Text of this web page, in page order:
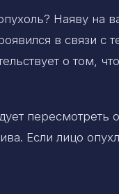
Наяву на
в связи с
о том,
Если лицо